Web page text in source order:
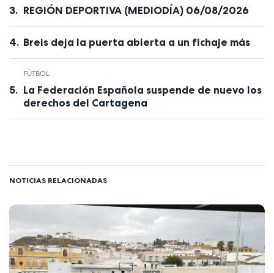
REGIÓN DEPORTIVA (MEDIODÍA) 06/08/2026
Breis deja la puerta abierta a un fichaje más
FÚTBOL
La Federación Española suspende de nuevo los
derechos del Cartagena
NOTICIAS RELACIONADAS